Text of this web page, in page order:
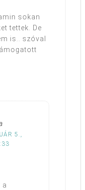
sokan
tettek. De
is.. szóval
5.,
a